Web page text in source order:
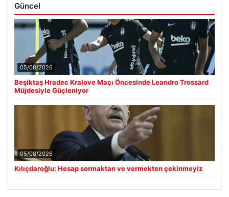
Güncel
05/08/2026
Beşiktaş Hradec Kralove Maçı Öncesinde Leandro Trossard
Müjdesiyle Güçleniyor
05/08/2026
Kılıçdaroğlu: Hesap sormaktan ve vermekten çekinmeyiz